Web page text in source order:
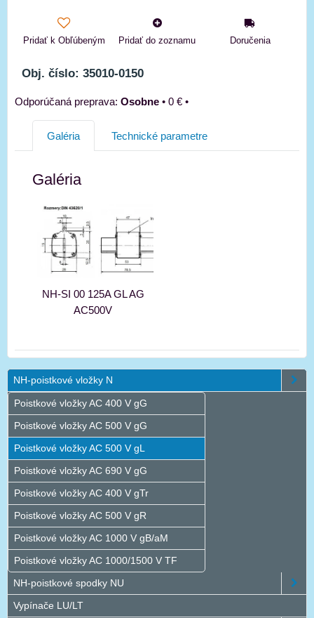
Pridať k Obľúbeným Pridať do zoznamu Doručenia
Obj. číslo: 35010-0150
Osobne • 0 € •
Galéria Technické parametre
Galéria
NH-SI 00 125A GL AG
AC500V
NH-poistkové vložky N
Poistkové vložky AC 400 V gG
Poistkové vložky AC 500 V gG
Poistkové vložky AC 500 V gL
Poistkové vložky AC 690 V gG
Poistkové vložky AC 400 V gTr
Poistkové vložky AC 500 V gR
Poistkové vložky AC 1000 V gB/aM
Poistkové vložky AC 1000/1500 V TF
NH-poistkové spodky NU
Vypínače LU/LT